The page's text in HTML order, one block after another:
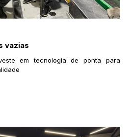
vazias
em tecnologia de ponta para